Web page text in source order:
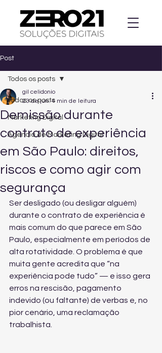
Post
Todos os posts
Marketing Digital
Agencia de Marketing Digital
Todos os posts
Demissão durante
contrato de experiência
em São Paulo: direitos,
riscos e como agir com
segurança
gil celidonio
23 de jun. 4 min de leitura
Ser desligado (ou desligar alguém)
durante o contrato de experiência é
mais comum do que parece em São
Paulo, especialmente em períodos de
alta rotatividade. O problema é que
muita gente acredita que “na
experiência pode tudo” — e isso gera
erros na rescisão, pagamento
indevido (ou faltante) de verbas e, no
pior cenário, uma reclamação
trabalhista.